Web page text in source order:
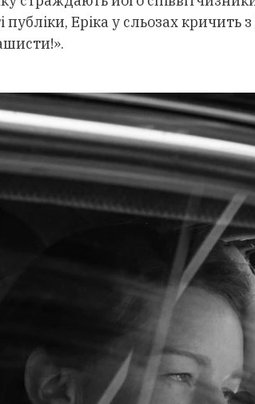
Еріка у сльозах кричить